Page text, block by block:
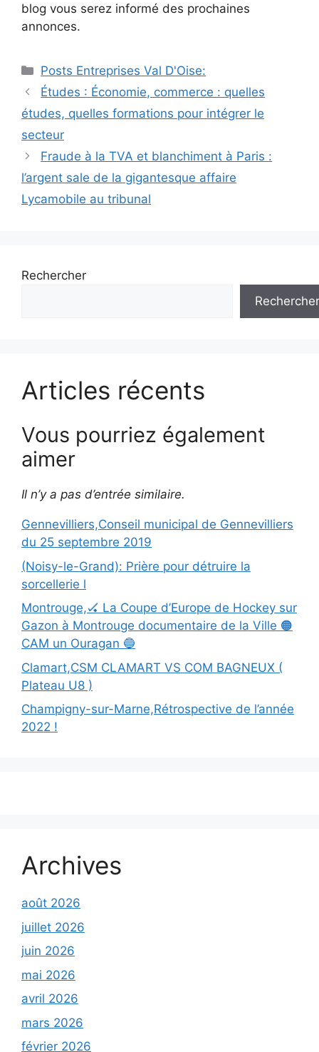
blog vous serez informé des prochaines
annonces.
Catégories
Posts Entreprises Val D'Oise:
Navigation
des
articles
Études : Économie, commerce : quelles
études, quelles formations pour intégrer le
secteur
Fraude à la TVA et blanchiment à Paris :
l’argent sale de la gigantesque affaire
Lycamobile au tribunal
Rechercher
Rechercher
Articles récents
Vous pourriez également
aimer
Il n’y a pas d’entrée similaire.
Gennevilliers,Conseil municipal de Gennevilliers
du 25 septembre 2019
(Noisy-le-Grand): Prière pour détruire la
sorcellerie l
Montrouge,🏑 La Coupe d’Europe de Hockey sur
Gazon à Montrouge documentaire de la Ville 🟠
CAM un Ouragan 🔵
Clamart,CSM CLAMART VS COM BAGNEUX (
Plateau U8 )
Champigny-sur-Marne,Rétrospective de l’année
2022 !
Archives
août 2026
juillet 2026
juin 2026
mai 2026
avril 2026
mars 2026
février 2026